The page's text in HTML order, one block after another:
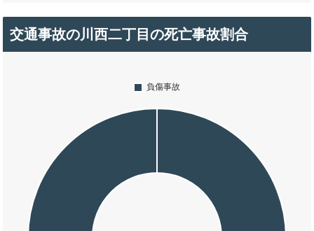
交通事故の川西二丁目の死亡事故割合